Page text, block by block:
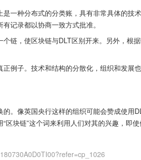
一种分布式的分类账，具有非常具体的技
记录都以协商一致方式批准。
链，使区块链与DLT区别开来。另外，根
例子。技术和结构的分散化，组织和发展
。像英国央行这样的组织可能会赞成使用
区块链”这个词来利用人们对其的兴趣，即使